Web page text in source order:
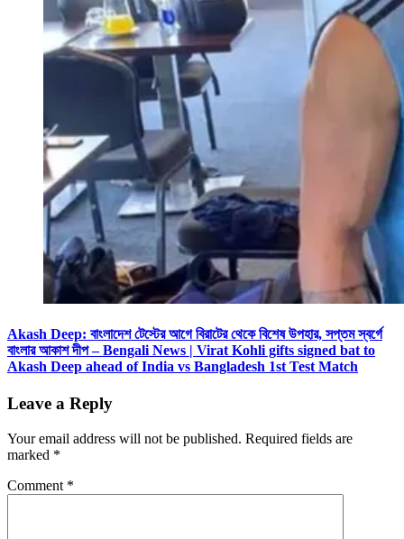
Akash Deep: বাংলাদেশ টেস্টের আগে বিরাটের থেকে বিশেষ উপহার, সপ্তম স্বর্গে
বাংলার আকাশ দীপ – Bengali News | Virat Kohli gifts signed bat to
Akash Deep ahead of India vs Bangladesh 1st Test Match
Leave a Reply
Your email address will not be published. Required fields are
marked *
Comment *